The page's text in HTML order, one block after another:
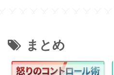
まとめ